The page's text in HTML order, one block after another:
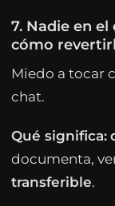
7. Nadie en
cómo
Miedo a tocar
chat.
Qué significa:
documenta,
transferible.